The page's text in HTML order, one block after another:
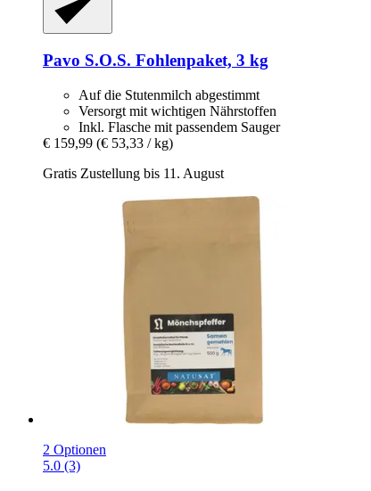
Pavo S.O.S. Fohlenpaket, 3 kg
Auf die Stutenmilch abgestimmt
Versorgt mit wichtigen Nährstoffen
Inkl. Flasche mit passendem Sauger
€ 159,99 (€ 53,33 / kg)
Gratis Zustellung bis 11. August
2 Optionen
5.0 (3)